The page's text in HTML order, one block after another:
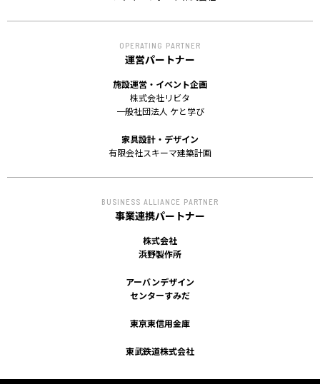
プロジェクト・
活動紹介
ACCESS
アクセス
OPERATING PARTNER
運営パートナー
施設運営・イベント企画
株式会社リビタ
一般社団法人 ケと学び
家具設計・デザイン
有限会社スキーマ建築計画
BUSINESS ALLIANCE PARTNER
事業連携パートナー
株式会社
浜野製作所
アーバンデザイン
センターすみだ
東京東信用金庫
東武鉄道株式会社